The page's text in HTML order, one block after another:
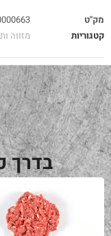
מק"ט
קטגוריות
מזווה
בדרך